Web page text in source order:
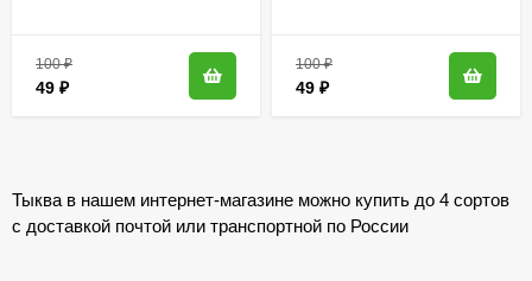
100₽
49 ₽
100₽
49 ₽
Тыква в нашем интернет-магазине можно купить до 4 сортов
с доставкой почтой или транспортной по России